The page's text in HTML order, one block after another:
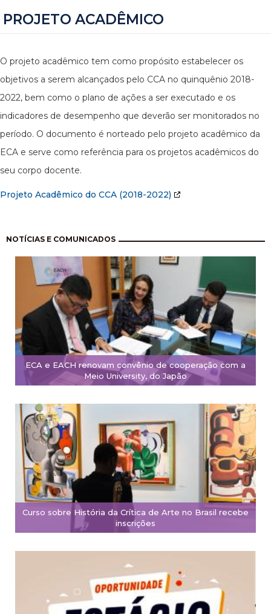
PROJETO ACADÊMICO
O projeto acadêmico tem como propósito estabelecer os
objetivos a serem alcançados pelo CCA no quinquênio 2018-
2022, bem como o plano de ações a ser executado e os
indicadores de desempenho que deverão ser monitorados no
período. O documento é norteado pelo projeto acadêmico da
ECA e serve como referência para os projetos acadêmicos do
seu corpo docente.
Projeto Acadêmico do CCA (2018-2022)
NOTÍCIAS E COMUNICADOS
ECA e EACH renovam convênio de cooperação com a
Meio University, do Japão
Curso sobre História da Crítica de Arte no Brasil recebe
inscrições
Paginação